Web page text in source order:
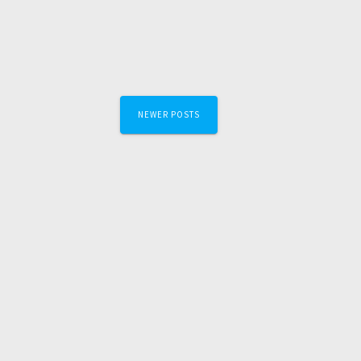
Posts
navigation
NEWER POSTS